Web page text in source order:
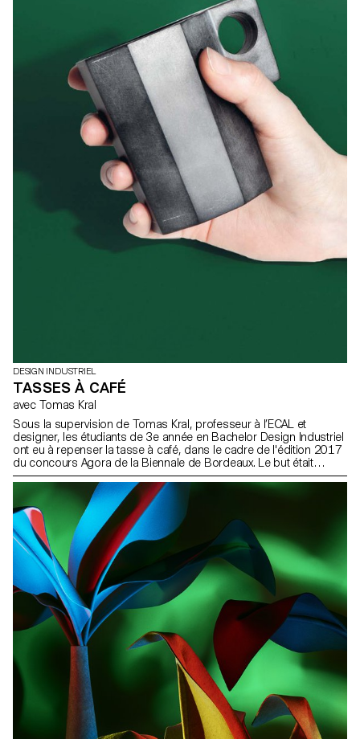
DESIGN INDUSTRIEL
TASSES À CAFÉ
avec Tomas Kral
Sous la supervision de Tomas Kral, professeur à l’ECAL et
designer, les étudiants de 3e année en Bachelor Design Industriel
ont eu à repenser la tasse à café, dans le cadre de l'édition 2017
du concours Agora de la Biennale de Bordeaux. Le but était
d’imaginer un scénario autour de la tasse et de mettre en valeur
cette boisson ou son mode de consommation.